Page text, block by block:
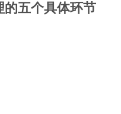
的五个具体环节